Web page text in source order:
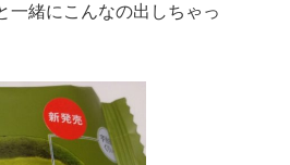
一緒にこんなの出しちゃっ